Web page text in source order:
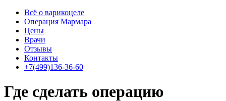
Всё о варикоцеле
Операция Мармара
Цены
Врачи
Отзывы
Контакты
+7(499)136-36-60
Где сделать операцию